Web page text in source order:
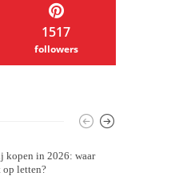
1517
followers
. Join us right
kopen in 2026: waar
op letten?